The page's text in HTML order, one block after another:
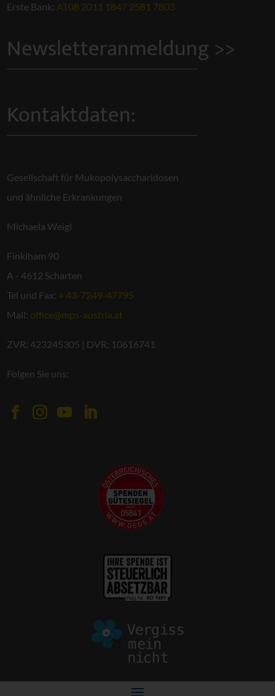
Erste Bank: AT08 2011 1847 2581 7803
Newsletteranmeldung >>
Kontaktdaten:
Gesellschaft für Mukopolysaccharidosen
und ähnliche Erkrankungen
Michaela Weigl
Finklham 90
A - 4612 Scharten
Tel und Fax: + 43-7249-47795
Mail: office@mps-austria.at
ZVR: 423245305 | DVR: 10616741
Folgen Sie uns: